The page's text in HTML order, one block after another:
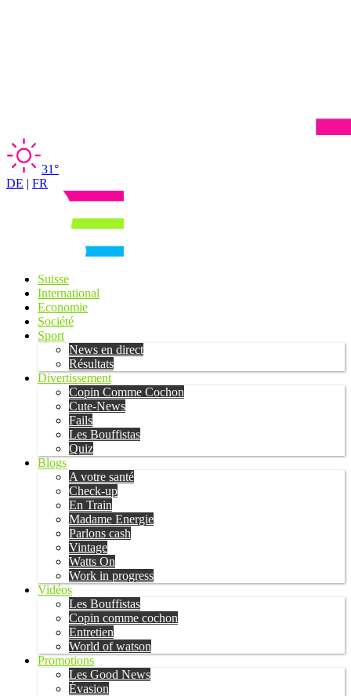
31°
DE | FR
Suisse
International
Economie
Société
Sport
News en direct
Résultats
Divertissement
Copin Comme Cochon
Cute-News
Fails
Les Bouffistas
Quiz
Blogs
A votre santé
Check-up
En Train
Madame Energie
Parlons cash
Vintage
Watts On
Work in progress
Vidéos
Les Bouffistas
Copin comme cochon
Entretien
World of watson
Promotions
Les Good News
Évasion